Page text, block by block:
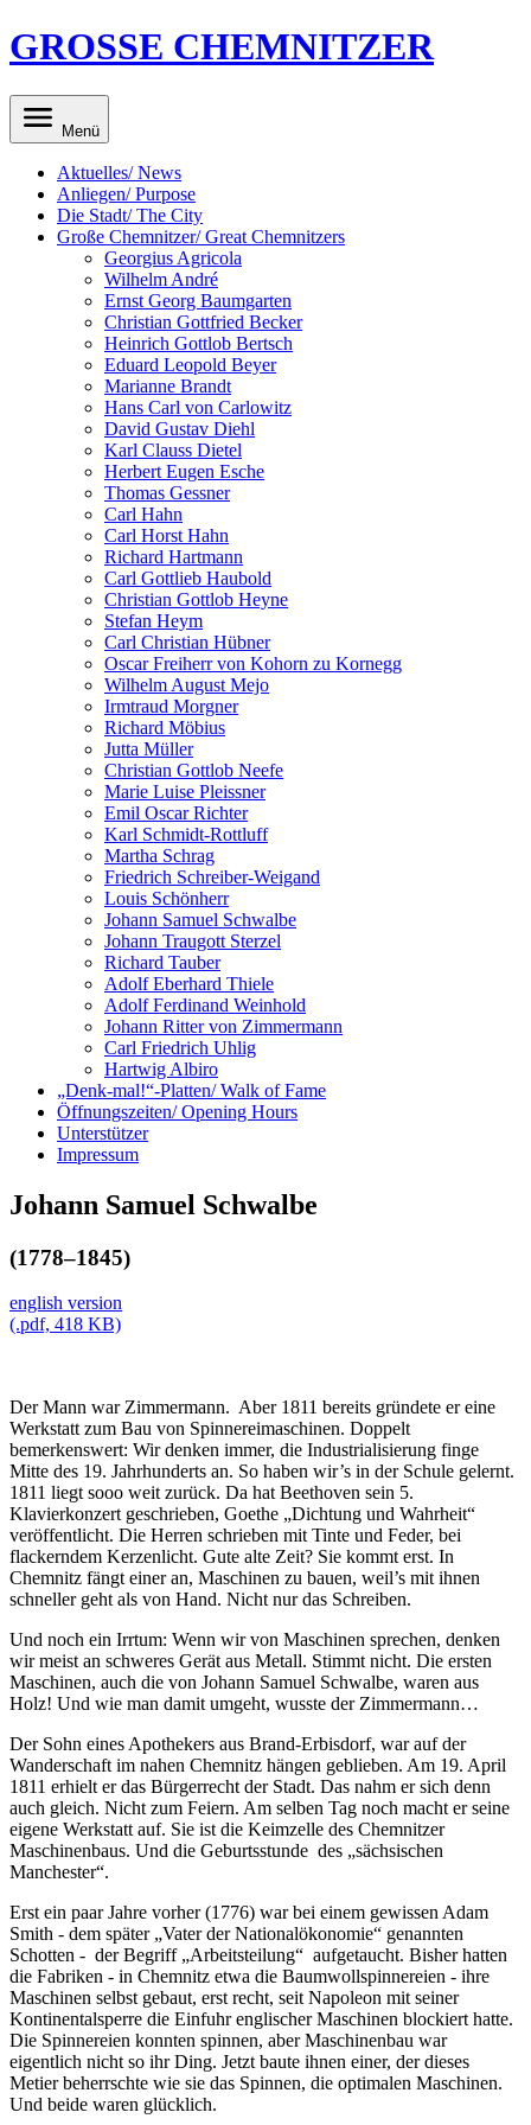
GROSSE CHEMNITZER
Menü
Aktuelles/ News
Anliegen/ Purpose
Die Stadt/ The City
Große Chemnitzer/ Great Chemnitzers
Georgius Agricola
Wilhelm André
Ernst Georg Baumgarten
Christian Gottfried Becker
Heinrich Gottlob Bertsch
Eduard Leopold Beyer
Marianne Brandt
Hans Carl von Carlowitz
David Gustav Diehl
Karl Clauss Dietel
Herbert Eugen Esche
Thomas Gessner
Carl Hahn
Carl Horst Hahn
Richard Hartmann
Carl Gottlieb Haubold
Christian Gottlob Heyne
Stefan Heym
Carl Christian Hübner
Oscar Freiherr von Kohorn zu Kornegg
Wilhelm August Mejo
Irmtraud Morgner
Richard Möbius
Jutta Müller
Christian Gottlob Neefe
Marie Luise Pleissner
Emil Oscar Richter
Karl Schmidt-Rottluff
Martha Schrag
Friedrich Schreiber-Weigand
Louis Schönherr
Johann Samuel Schwalbe
Johann Traugott Sterzel
Richard Tauber
Adolf Eberhard Thiele
Adolf Ferdinand Weinhold
Johann Ritter von Zimmermann
Carl Friedrich Uhlig
Hartwig Albiro
„Denk-mal!“-Platten/ Walk of Fame
Öffnungszeiten/ Opening Hours
Unterstützer
Impressum
Johann Samuel Schwalbe
(1778–1845)
english version
(.pdf, 418 KB)
Der Mann war Zimmermann. Aber 1811 bereits gründete er eine
Werkstatt zum Bau von Spinnereimaschinen. Doppelt
bemerkenswert: Wir denken immer, die Industrialisierung finge
Mitte des 19. Jahrhunderts an. So haben wir’s in der Schule gelernt.
1811 liegt sooo weit zurück. Da hat Beethoven sein 5.
Klavierkonzert geschrieben, Goethe „Dichtung und Wahrheit“
veröffentlicht. Die Herren schrieben mit Tinte und Feder, bei
flackerndem Kerzenlicht. Gute alte Zeit? Sie kommt erst. In
Chemnitz fängt einer an, Maschinen zu bauen, weil’s mit ihnen
schneller geht als von Hand. Nicht nur das Schreiben.
Und noch ein Irrtum: Wenn wir von Maschinen sprechen, denken
wir meist an schweres Gerät aus Metall. Stimmt nicht. Die ersten
Maschinen, auch die von Johann Samuel Schwalbe, waren aus
Holz! Und wie man damit umgeht, wusste der Zimmermann…
Der Sohn eines Apothekers aus Brand-Erbisdorf, war auf der
Wanderschaft im nahen Chemnitz hängen geblieben. Am 19. April
1811 erhielt er das Bürgerrecht der Stadt. Das nahm er sich denn
auch gleich. Nicht zum Feiern. Am selben Tag noch macht er seine
eigene Werkstatt auf. Sie ist die Keimzelle des Chemnitzer
Maschinenbaus. Und die Geburtsstunde des „sächsischen
Manchester“.
Erst ein paar Jahre vorher (1776) war bei einem gewissen Adam
Smith - dem später „Vater der Nationalökonomie“ genannten
Schotten - der Begriff „Arbeitsteilung“ aufgetaucht. Bisher hatten
die Fabriken - in Chemnitz etwa die Baumwollspinnereien - ihre
Maschinen selbst gebaut, erst recht, seit Napoleon mit seiner
Kontinentalsperre die Einfuhr englischer Maschinen blockiert hatte.
Die Spinnereien konnten spinnen, aber Maschinenbau war
eigentlich nicht so ihr Ding. Jetzt baute ihnen einer, der dieses
Metier beherrschte wie sie das Spinnen, die optimalen Maschinen.
Und beide waren glücklich.